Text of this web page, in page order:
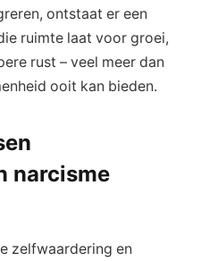
ontstaat er een
ruimte laat voor groei,⁢
rust⁤ – veel meer dan
ooit kan bieden.
narcisme
zelfwaardering en